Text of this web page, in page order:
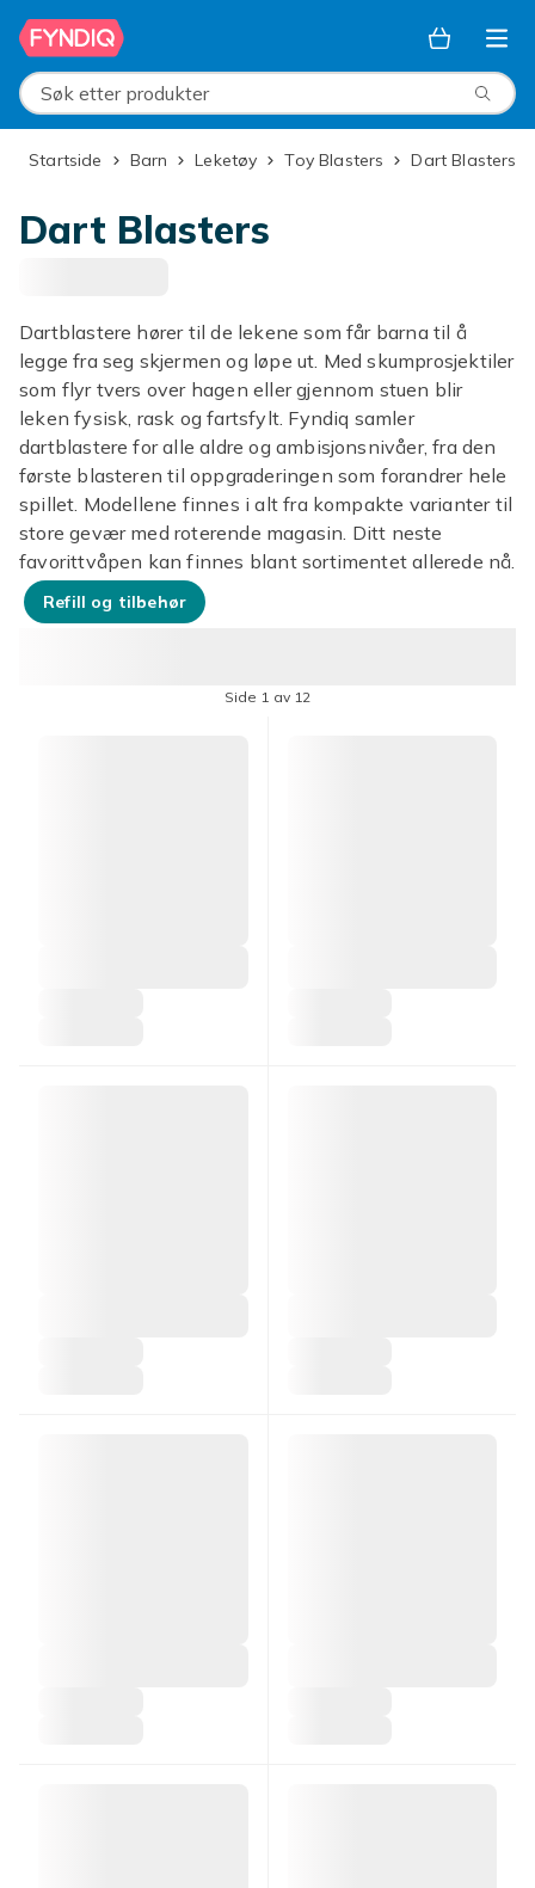
Hopp til hovedinnhold
Søk etter produkter
Startside Barn Leketøy Toy Blasters Dart Blasters
Dart Blasters
Dartblastere hører til de lekene som får barna til å
legge fra seg skjermen og løpe ut. Med skumprosjektiler
som flyr tvers over hagen eller gjennom stuen blir
leken fysisk, rask og fartsfylt. Fyndiq samler
dartblastere for alle aldre og ambisjonsnivåer, fra den
første blasteren til oppgraderingen som forandrer hele
spillet. Modellene finnes i alt fra kompakte varianter til
store gevær med roterende magasin. Ditt neste
favorittvåpen kan finnes blant sortimentet allerede nå.
Refill og tilbehør
Side 1 av 12